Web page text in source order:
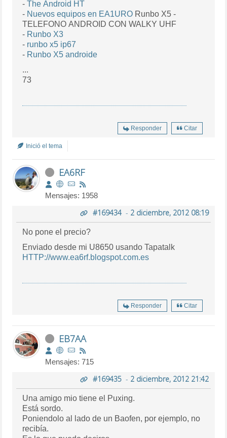
-The Android HT
- Nuevos equipos en EA1URO Runbo X5 -
TELEFONO ANDROID CON WALKY UHF
- Runbo X3
- runbo x5 ip67
- Runbo X5 androide
...
73
Responder Citar
Inició el tema
EA6RF
Mensajes: 1958
#169434- 2 diciembre, 2012 08:19
No pone el precio?
Enviado desde mi U8650 usando Tapatalk
HTTP://www.ea6rf.blogspot.com.es
Responder Citar
EB7AA
Mensajes: 715
#169435- 2 diciembre, 2012 21:42
Una amigo mio tiene el Puxing.
Está sordo.
Poniendolo al lado de un Baofen, por ejemplo, no
recibía.